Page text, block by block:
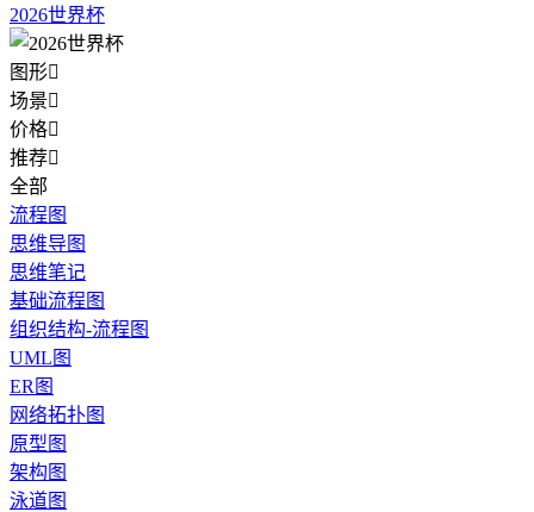
2026世界杯
图形
场景
价格
推荐
全部
流程图
思维导图
思维笔记
基础流程图
组织结构-流程图
UML图
ER图
网络拓扑图
原型图
架构图
泳道图